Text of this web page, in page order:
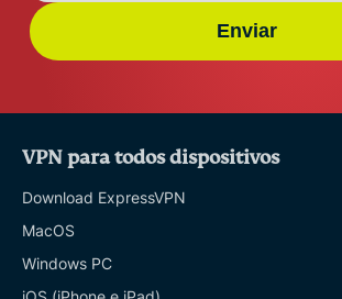
Enviar
VPN para todos dispositivos
Download ExpressVPN
MacOS
Windows PC